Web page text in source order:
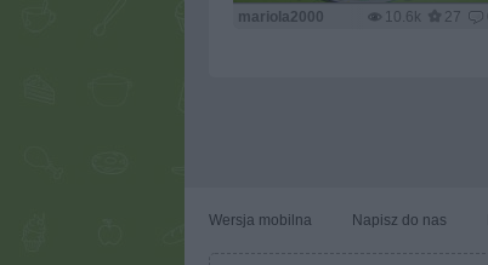
10.6k 27
mariola2000
Wersja mobilna Napisz do nas